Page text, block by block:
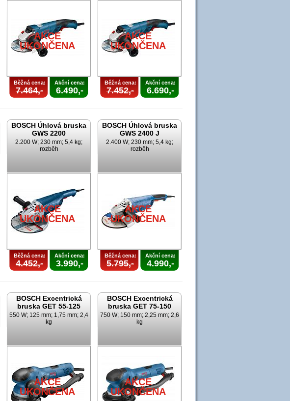
AKCE
UKONČENA
Běžná cena:
7.464,-
Akční cena:
6.490,-
AKCE
UKONČENA
Běžná cena:
7.452,-
Akční cena:
6.690,-
BOSCH Úhlová bruska
GWS 2200
2.200 W; 230 mm; 5,4 kg;
rozběh
AKCE
UKONČENA
Běžná cena:
4.452,-
Akční cena:
3.990,-
BOSCH Úhlová bruska
GWS 2400 J
2.400 W; 230 mm; 5,4 kg;
rozběh
AKCE
UKONČENA
Běžná cena:
5.795,-
Akční cena:
4.990,-
BOSCH Excentrická
bruska GET 55-125
550 W; 125 mm; 1,75 mm; 2,4
kg
AKCE
UKONČENA
BOSCH Excentrická
bruska GET 75-150
750 W; 150 mm; 2,25 mm; 2,6
kg
AKCE
UKONČENA